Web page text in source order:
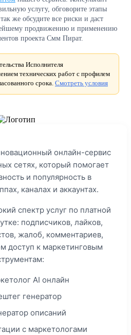
услугу, обговорите этапы
же обсудите все риски и даст
продвижению и применению
проекта Смм Пират.
Исполнителя
технических работ с профилем
срока. Смотреть условия
онлайн-сервис
сетях, который помогает
и популярность в
каналах и аккаунтах.
спектр услуг по платной
подписчиков, лайков,
жалоб, комментариев,
доступ к маркетинговым
AI онлайн
генератор
описаний
с маркетологами